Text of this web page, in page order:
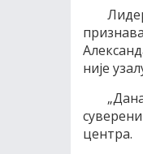
није
центра.